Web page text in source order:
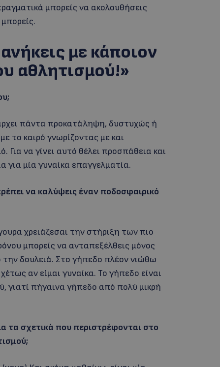
μπορείς να ακολουθήσεις
με κάποιον
αθλητισμού!»
πάντα προκατάληψη, δυστυχώς ή
το καιρό γνωρίζοντας με και
να γίνει αυτό θέλει προσπάθεια και
για μία γυναίκα επαγγελματία.
να καλύψεις έναν ποδοσφαιρικό
χρειάζεσαι την στήριξη των πιο
μπορείς να ανταπεξέλθεις μόνος
δουλειά. Στο γήπεδο πλέον νιώθω
αν είμαι γυναίκα. Το γήπεδο είναι
γιατί πήγαινα γήπεδο από πολύ μικρή
τα σχετικά που περιστρέφονται στο